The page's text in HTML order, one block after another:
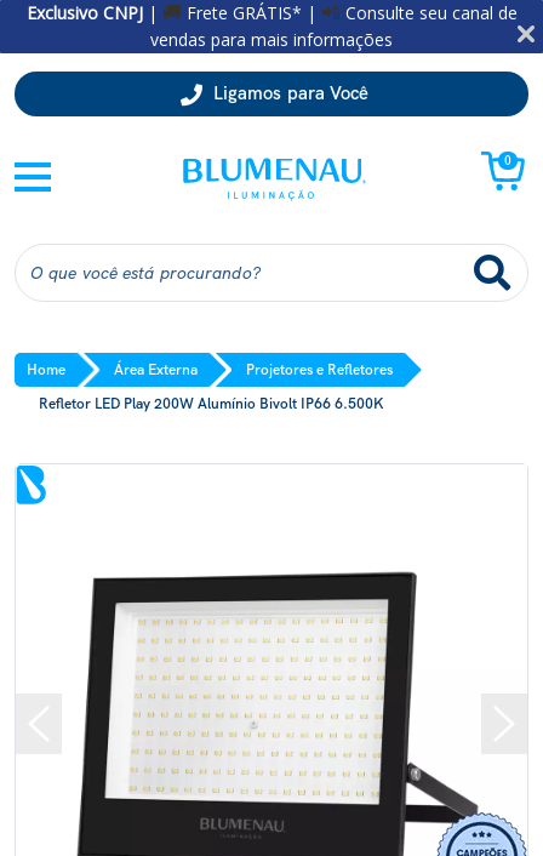
Exclusivo CNPJ | 🚚 Frete GRÁTIS* | 📲 Consulte seu canal de
vendas para mais informações
Ligamos para Você
0
Home Área Externa
Projetores e Refletores
Refletor LED Play 200W Alumínio Bivolt IP66 6.500K